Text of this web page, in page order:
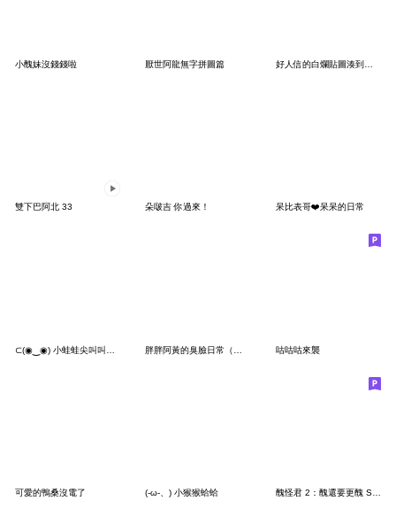
小醜妹沒錢錢啦 厭世阿龍無字拼圖篇
雙下巴阿北 33 朵啵吉 你過來！ 呆比表哥❤️呆呆的日常
咕咕咕來襲
可愛的鴨桑沒電了 (-ω-、) 小猴猴蛤蛤 醜怪君 2：醜還要更醜 SUPER 醜！